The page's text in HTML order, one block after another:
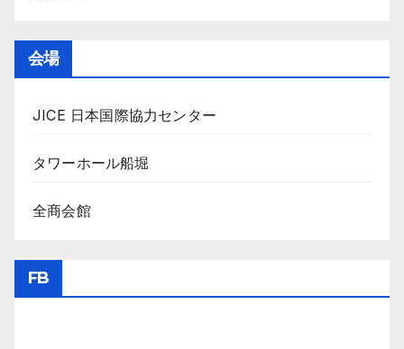
会場
JICE 日本国際協力センター
タワーホール船堀
全商会館
FB